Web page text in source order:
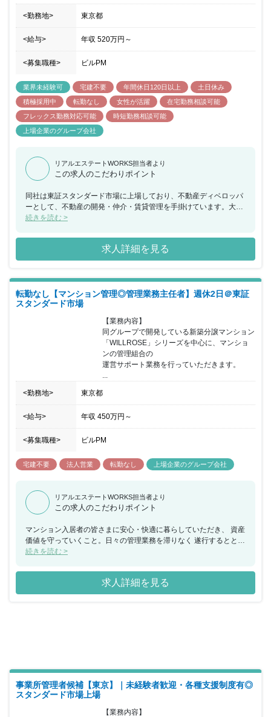
は対応が難しいお問い合わせをいただくこともありますが、チーム
で対応していくスタイルです。グループ会社に建築部門などもあ
り、専門知識/技術を持った関係部署からの協力も得られるので心配
ありません。入居者様が快適に生活できる環境づくりをすることで
入居率の維持・向上に貢献していく、不動産投資の要となるお仕事
です。キャリア形成の幅を拡げたい方を歓迎。シノケングループで
ステージに合わせた働き方ができるように工夫しています。「転勤
の有無」「事業会社間の異動の有無」を選択できます。例えば、採
用地でその道のプロフェッショナルを目指すことができます。勤務
地は問わず且つ様々な職種へのチャレンジを目指すキャリアデザイ
ンを目指すことも可能です。また、年に一度、コースを更新するこ
とができます。20～30代のうちは幅を広げ40代になったら限定的
ステージの変化があったとしても、それ以降も働き続けていただく
環境。そんな同社でやりがいを持って長期的に働いていただける方
からのご応募お待ちしています。
<勤務地> 東京都
<給与> 年収 520万円 ～
<募集職種> ビルPM
業界未経験可 宅建不要 年間休日120日以上
土日休み
積極採用中
転勤なし 女性が活躍
在宅勤務相談可能
フレックス勤務対応可能
時短勤務相談可能
上場企業のグループ会社
リアルエステートWORKS担当者より
この求人のこだわりポイント
同社は東証スタンダード市場に上場しており、不動産ディベロッパ
ーとして、不動産の開発・仲介・賃貸管理を手掛けています。大和
ハウスグループとしての安定した経営基盤を有しながら、業績も好
ジションではSP職（プロフェッショナル職）としての採用となり職
域を限定したスペシャリストを目指すことが可能です。また業界経
験・職種経験は不問で、お人柄重視の採用となります。 働き方も柔
性活躍推進など、腰を据えて働ける環境が整っています。業務にお
いても責任範囲が広く、裁量権も大きいため、お客様との関係性を
構築しやすい環境があり、お客様と長期的なリレーションを構築し
ていくことが可能となっています。 ■職種の違い ・ 総合職 ･･･ 雇用
契約期間および職域に定めがなく雇用する者 ・ プロフェッショナ
ル職 ･･･雇用契約期間の定めがなく、職域を限定して雇用する者
「AP職」：アフターサービス業務に関する職域に従事する者
「SP職」：営業目標数値を持つ営業系の職域に従事する者 「OP
職」：上記以外の職域に従事する者 ・ SS職（シニアスペシャリス
ト） ･･･ 会社が必要と認める知識・技能・技術を有し、専門職とし
てあらかじめ雇用契約期間を定めて雇用する者（契約期間は原則1
年） ※当社における従業員区分は以下のとおりです。 ＜総合職
＞ ・雇用形態：正社員 ・職域：職域に定めなし
長等の役職への登用制度あり ＜AP職＞ ・雇用形態：正社員
・職域：アフターサービス業務 ・転勤
の可能性：原則なし ・役職：なし ※一部リーダー
としての役割あり ＜SP職＞ ・雇用形態：正社員
あり ・役職：なし ※ 一部リーダーとしての役割あ
り ＜OP職＞ ・雇用形態：正社員 ・職域：上記以
外の職域に従事する者 ・転勤の可能性：原則なし
SS職＞ ・雇用形態：契約社員（契約期間は原則 1 年）
・職域： 会社が必要と認める知識・技能・技術を有
し、 専門職としてあらかじめ雇用契約期間を定め
あり ・役職：専任部長をお任せする場合あり
続きを読む >
求人詳細を見る
転勤なし【マンション管理◎管理業務主任者】週休2日＠東証
スタンダード市場
【業務内容】
同グループで開発している新築分譲マンション
「WILLROSE」シリーズを中心に、マンショ
ンの管理組合の
運営サポート業務を行っていただきます。
...
<勤務地> 東京都
<給与> 年収 450万円 ～
<募集職種> ビルPM
宅建不要 法人営業 転勤なし 上場企業のグループ会社
リアルエステートWORKS担当者より
この求人のこだわりポイント
マンション入居者の皆さまに安心・快適に暮らしていただき、 資産
価値を守っていくこと。日々の管理業務を滞りなく 遂行するととも
に、管理組合や入居者の皆様とも 絶えずふれあう、「顔の見える管
人と人とが繋がる温もりある社会として機能するよう、 そこに住ま
われるひとたちの心と心がつながる、 かけがえのないコミュニティ
作りにも積極的に取り組んでいます。 同グループは、 実需向け新
続きを読む >
求人詳細を見る
事業所管理者候補【東京】｜未経験者歓迎・各種支援制度有◎
スタンダード市場上場
【業務内容】